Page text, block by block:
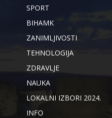
SPORT
BIHAMK
ZANIMLJIVOSTI
TEHNOLOGIJA
ZDRAVLJE
NAUKA
LOKALNI IZBORI 2024.
INFO